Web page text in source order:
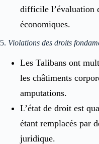
difficile l’évaluation
économiques.
5. Violations des droits
Les Talibans ont
les châtiments
amputations.
L’état de droit est
étant remplacés par
juridique.